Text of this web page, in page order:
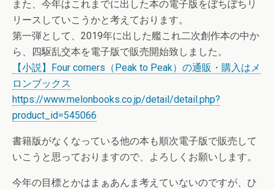
また、今年はこれまでに出した本の電子版をぼちぼちリ
リースしていこうかと考えております。
第一弾として、2019年に出した艦これ二次創作本の中か
ら、四駆乱交本を電子版で販売開始致しました。
【小説】Four corners（Peak to Peak）の通販・購入はメ
ロンブックス
https://www.melonbooks.co.jp/detail/detail.php?
product_id=545066
書籍版がなくなっている他の本も順次電子版で販売して
いこうと思っておりますので、よろしくお願いします。
今年の目標とかはまぁあんま考えていないのですが、ひ